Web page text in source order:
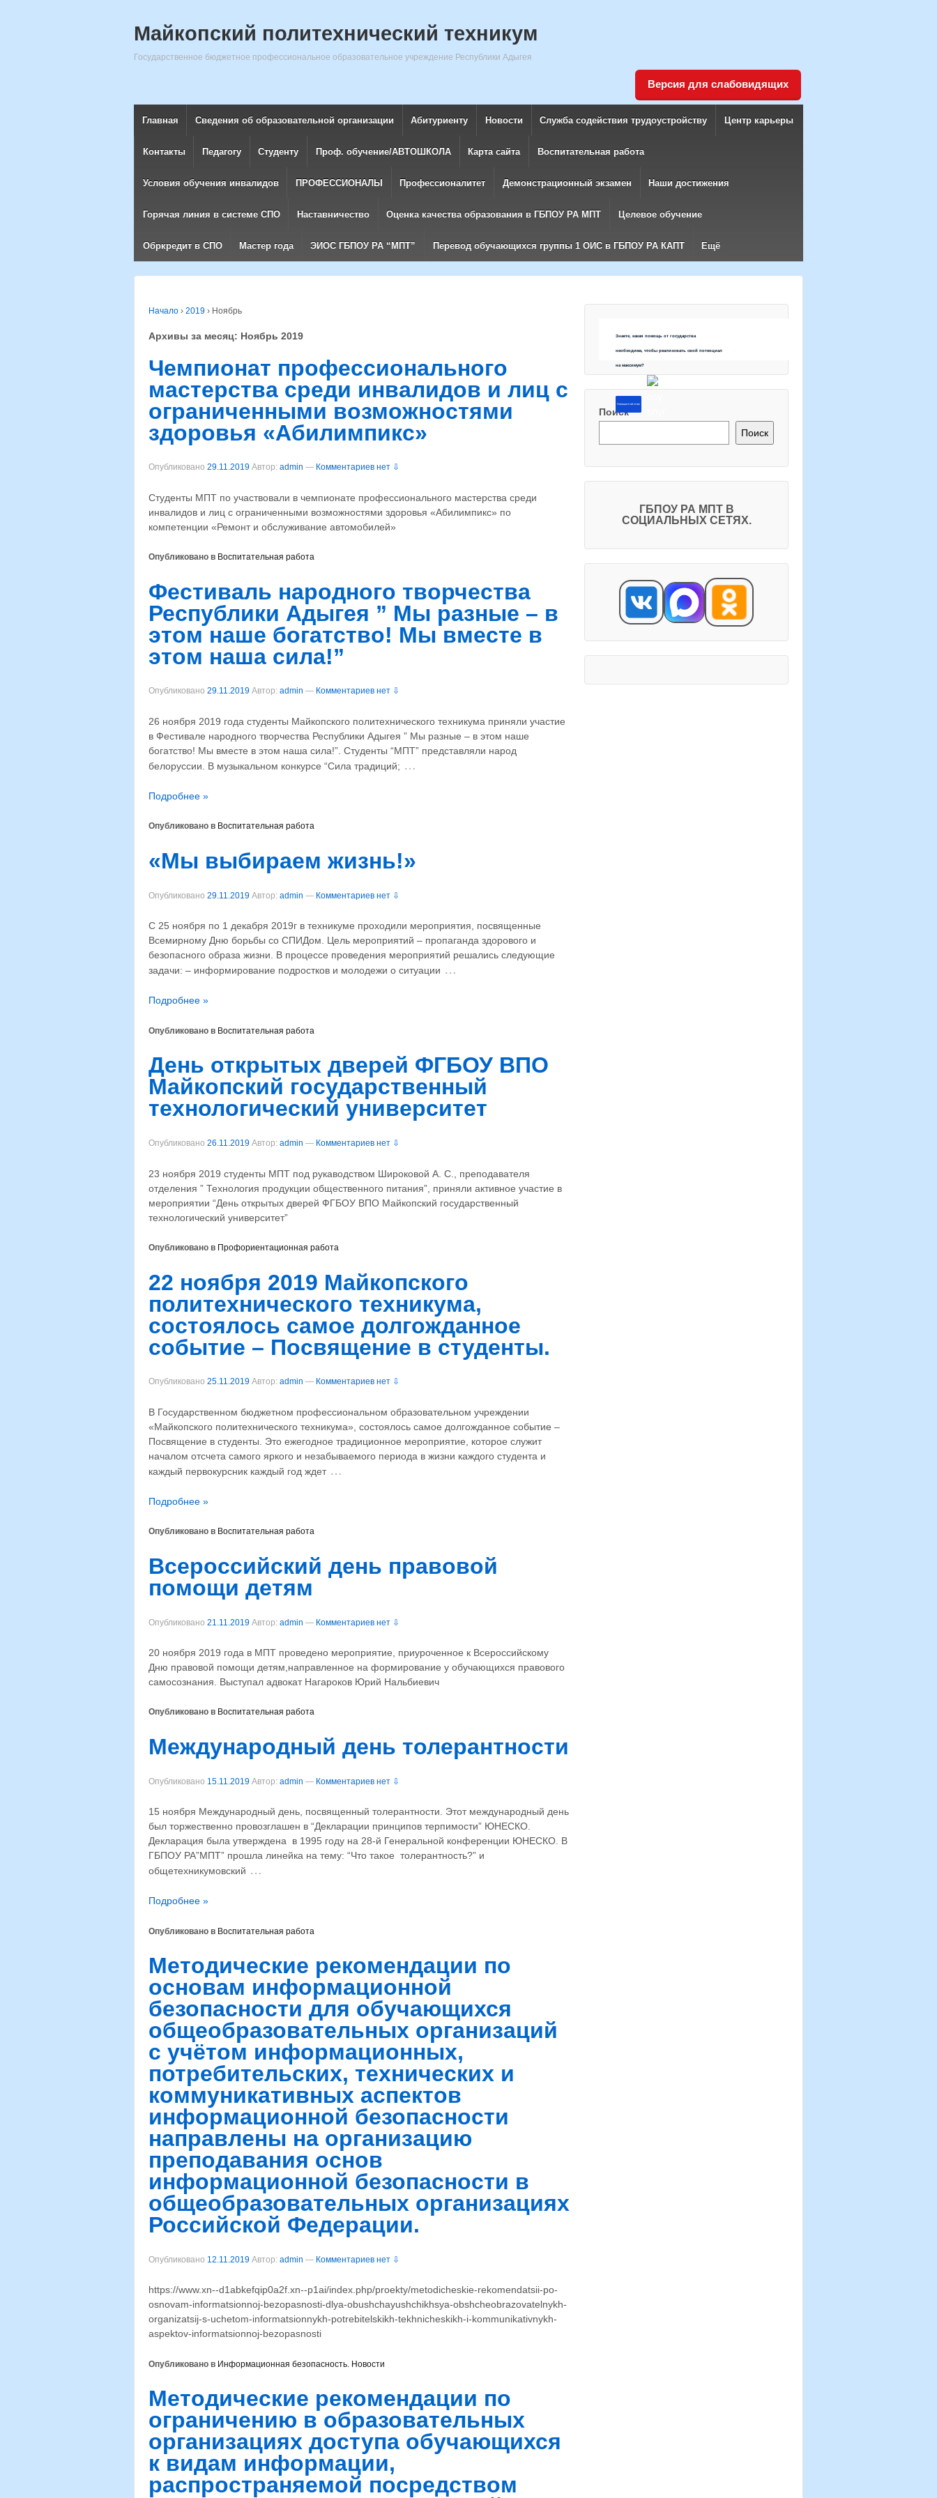
Майкопский политехнический техникум
Государственное бюджетное профессиональное образовательное учреждение Республики Адыгея
Версия для слабовидящих
Главная Сведения об образовательной организации Абитуриенту Новости Служба содействия трудоустройству Центр карьеры
Контакты Педагогу Студенту Проф. обучение/АВТОШКОЛА Карта сайта Воспитательная работа
Условия обучения инвалидов ПРОФЕССИОНАЛЫ Профессионалитет Демонстрационный экзамен Наши достижения
Горячая линия в системе СПО Наставничество Оценка качества образования в ГБПОУ РА МПТ Целевое обучение
Обркредит в СПО Мастер года ЭИОС ГБПОУ РА “МПТ” Перевод обучающихся группы 1 ОИС в ГБПОУ РА КАПТ Ещё
Начало › 2019 › Ноябрь
Архивы за месяц: Ноябрь 2019
Чемпионат профессионального
мастерства среди инвалидов и лиц с
ограниченными возможностями
здоровья «Абилимпикс»
Опубликовано 29.11.2019 Автор: admin — Комментариев нет ⇩
Студенты МПТ по участвовали в чемпионате профессионального мастерства среди
инвалидов и лиц с ограниченными возможностями здоровья «Абилимпикс» по
компетенции «Ремонт и обслуживание автомобилей»
Опубликовано в Воспитательная работа
Фестиваль народного творчества
Республики Адыгея ” Мы разные – в
этом наше богатство! Мы вместе в
этом наша сила!”
Опубликовано 29.11.2019 Автор: admin — Комментариев нет ⇩
26 ноября 2019 года студенты Майкопского политехнического техникума приняли участие
в Фестивале народного творчества Республики Адыгея ” Мы разные – в этом наше
богатство! Мы вместе в этом наша сила!”. Студенты “МПТ” представляли народ
белоруссии. В музыкальном конкурсе “Сила традиций; …
Подробнее »
Опубликовано в Воспитательная работа
«Мы выбираем жизнь!»
Опубликовано 29.11.2019 Автор: admin — Комментариев нет ⇩
С 25 ноября по 1 декабря 2019г в техникуме проходили мероприятия, посвященные
Всемирному Дню борьбы со СПИДом. Цель мероприятий – пропаганда здорового и
безопасного образа жизни. В процессе проведения мероприятий решались следующие
задачи: – информирование подростков и молодежи о ситуации …
Подробнее »
Опубликовано в Воспитательная работа
День открытых дверей ФГБОУ ВПО
Майкопский государственный
технологический университет
Опубликовано 26.11.2019 Автор: admin — Комментариев нет ⇩
23 ноября 2019 студенты МПТ под рукаводством Широковой А. С., преподавателя
отделения ” Технология продукции общественного питания”, приняли активное участие в
мероприятии “День открытых дверей ФГБОУ ВПО Майкопский государственный
технологический университет”
Опубликовано в Профориентационная работа
22 ноября 2019 Майкопского
политехнического техникума,
состоялось самое долгожданное
событие – Посвящение в студенты.
Опубликовано 25.11.2019 Автор: admin — Комментариев нет ⇩
В Государственном бюджетном профессиональном образовательном учреждении
«Майкопского политехнического техникума», состоялось самое долгожданное событие –
Посвящение в студенты. Это ежегодное традиционное мероприятие, которое служит
началом отсчета самого яркого и незабываемого периода в жизни каждого студента и
каждый первокурсник каждый год ждет …
Подробнее »
Опубликовано в Воспитательная работа
Всероссийский день правовой
помощи детям
Опубликовано 21.11.2019 Автор: admin — Комментариев нет ⇩
20 ноября 2019 года в МПТ проведено мероприятие, приуроченное к Всероссийскому
Дню правовой помощи детям,направленное на формирование у обучающихся правового
самосознания. Выступал адвокат Нагароков Юрий Нальбиевич
Опубликовано в Воспитательная работа
Международный день толерантности
Опубликовано 15.11.2019 Автор: admin — Комментариев нет ⇩
15 ноября Международный день, посвященный толерантности. Этот международный день
был торжественно провозглашен в “Декларации принципов терпимости” ЮНЕСКО.
Декларация была утверждена в 1995 году на 28-й Генеральной конференции ЮНЕСКО. В
ГБПОУ РА”МПТ” прошла линейка на тему: “Что такое толерантность?” и
общетехникумовский …
Подробнее »
Опубликовано в Воспитательная работа
Методические рекомендации по
основам информационной
безопасности для обучающихся
общеобразовательных организаций
с учётом информационных,
потребительских, технических и
коммуникативных аспектов
информационной безопасности
направлены на организацию
преподавания основ
информационной безопасности в
общеобразовательных организациях
Российской Федерации.
Опубликовано 12.11.2019 Автор: admin — Комментариев нет ⇩
https://www.xn--d1abkefqip0a2f.xn--p1ai/index.php/proekty/metodicheskie-rekomendatsii-po-
osnovam-informatsionnoj-bezopasnosti-dlya-obushchayushchikhsya-obshcheobrazovatelnykh-
organizatsij-s-uchetom-informatsionnykh-potrebitelskikh-tekhnicheskikh-i-kommunikativnykh-
aspektov-informatsionnoj-bezopasnosti
Опубликовано в Информационная безопасность. Новости
Методические рекомендации по
ограничению в образовательных
организациях доступа обучающихся
к видам информации,
распространяемой посредством
Знаете, какая помощь от государства
необходима, чтобы реализовать свой потенциал
на максимум?
Напишите об этом
Поиск
Поиск
ГБПОУ РА МПТ В
СОЦИАЛЬНЫХ СЕТЯХ.